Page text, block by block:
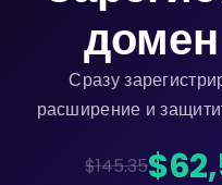
домен
Сразу
расширение и
$145.35